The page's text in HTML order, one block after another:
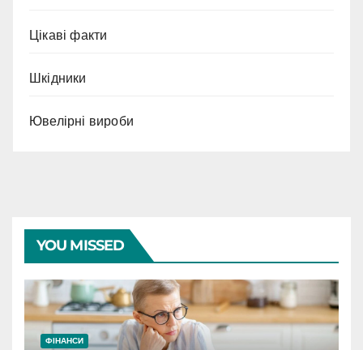
Цікаві факти
Шкідники
Ювелірні вироби
YOU MISSED
ФІНАНСИ